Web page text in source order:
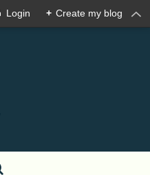
Login + Create my blog